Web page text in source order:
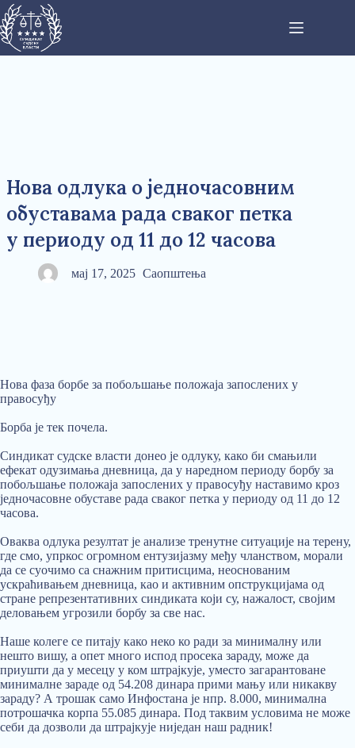
Нова одлука о једночасовним
обуставама рада сваког петка
у периоду од 11 до 12 часова
мај 17, 2025 Саопштења
Нова фаза борбе за побољшање положаја запослених у
правосуђу
Борба је тек почела.
Синдикат судске власти донео је одлуку, како би смањили
ефекат одузимања дневница, да у наредном периоду борбу за
побољшање положаја запослених у правосуђу наставимо кроз
једночасовне обуставе рада сваког петка у периоду од 11 до 12
часова.
Оваква одлука резултат је анализе тренутне ситуације на терену,
где смо, упркос огромном ентузијазму међу чланством, морали
да се суочимо са снажним притисцима, неоснованим
ускраћивањем дневница, као и активним опструкцијама од
стране репрезентативних синдиката који су, нажалост, својим
деловањем угрозили борбу за све нас.
Наше колеге се питају како неко ко ради за минималну или
нешто вишу, а опет много испод просека зараду, може да
приушти да у месецу у ком штрајкује, уместо загарантоване
минималне зараде од 54.208 динара прими мању или никакву
зараду? А трошак само Инфостана је нпр. 8.000, минимална
потрошачка корпа 55.085 динара. Под таквим условима не може
себи да дозволи да штрајкује ниједан наш радник!